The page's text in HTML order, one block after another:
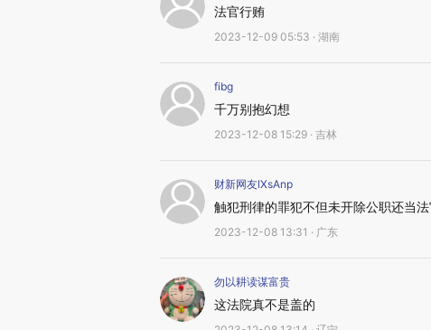
法官行贿
2023-12-09 05:53 · 湖南
fibg
千万别抱幻想
2023-12-08 15:29 · 吉林
财新网友lXsAnp
触犯刑律的罪犯不但未开除公职还当
2023-12-08 13:31 · 广东
勿以耕读谋富贵
这法院真不是盖的